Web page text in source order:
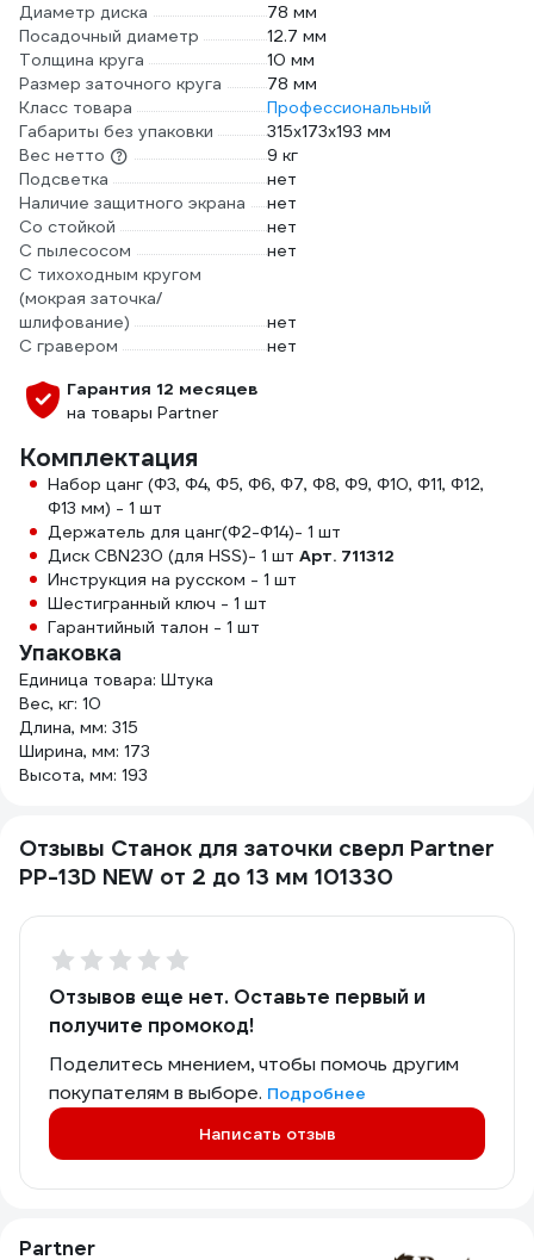
Диаметр диска
78 мм
Посадочный диаметр
12.7 мм
Толщина круга
10 мм
Размер заточного круга
78 мм
Класс товара
Профессиональный
Габариты без упаковки
315х173х193 мм
Вес нетто
9 кг
Подсветка
нет
Наличие защитного экрана
нет
Со стойкой
нет
С пылесосом
нет
С тихоходным кругом
(мокрая заточка/
шлифование)
нет
С гравером
нет
Гарантия 12 месяцев
на товары Partner
Комплектация
Набор цанг (Φ3, Φ4, Φ5, Φ6, Φ7, Φ8, Φ9, Φ10, Φ11, Φ12,
Φ13 мм) - 1 шт
Держатель для цанг(Φ2-Φ14)- 1 шт
Диск CBN230 (для HSS)- 1 шт Арт. 711312
Инструкция на русском - 1 шт
Шестигранный ключ - 1 шт
Гарантийный талон - 1 шт
Упаковка
Единица товара: Штука
Вес, кг: 10
Длина, мм: 315
Ширина, мм: 173
Высота, мм: 193
Отзывы Станок для заточки сверл Partner
PP-13D NEW от 2 до 13 мм 101330
Отзывов еще нет. Оставьте первый и
получите промокод!
Поделитесь мнением, чтобы помочь другим
покупателям в выборе. Подробнее
Написать отзыв
Partner